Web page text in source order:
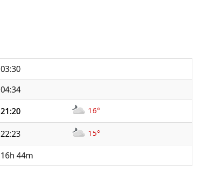
03:30
04:34
21:20 16°
22:23 15°
16h 44m